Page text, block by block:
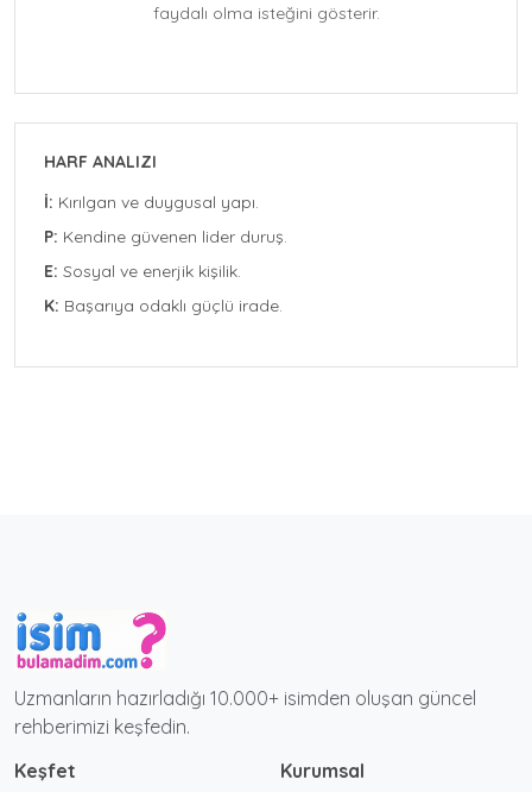
faydalı olma isteğini gösterir.
HARF ANALIZI
İ: Kırılgan ve duygusal yapı.
P: Kendine güvenen lider duruş.
E: Sosyal ve enerjik kişilik.
K: Başarıya odaklı güçlü irade.
Uzmanların hazırladığı 10.000+ isimden oluşan güncel
rehberimizi keşfedin.
Keşfet
Kurumsal